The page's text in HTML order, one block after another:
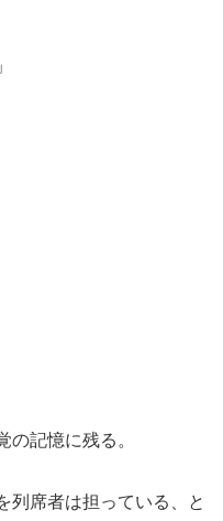
の記憶に残る。
列席者は担っている、と